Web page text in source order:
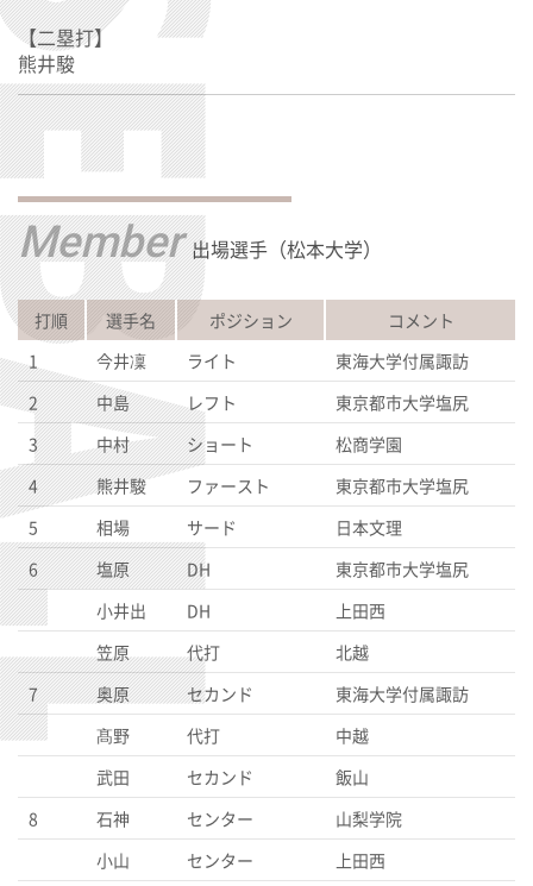
【二塁打】
熊井駿
Member 出場選手（松本大学）
打順 選手名 ポジション
コメント
1
今井凜 ライト
東海大学付属諏訪
2
中島 レフト
東京都市大学塩尻
3
中村 ショート
松商学園
4
熊井駿 ファースト
東京都市大学塩尻
5
相場 サード
日本文理
6
塩原 DH
東京都市大学塩尻
小井出
DH
上田西
笠原
代打
北越
7
奥原 セカンド
東海大学付属諏訪
髙野
代打
中越
武田
セカンド
飯山
8
石神 センター
山梨学院
小山
センター
上田西